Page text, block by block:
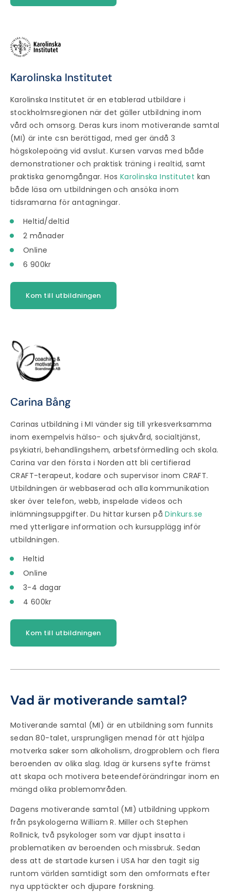
Karolinska Institutet
Karolinska Institutet är en etablerad utbildare i
stockholmsregionen när det gäller utbildning inom
vård och omsorg. Deras kurs inom motiverande samtal
(MI) är inte csn berättigad, med ger ändå 3
högskolepoäng vid avslut. Kursen varvas med både
demonstrationer och praktisk träning i realtid, samt
praktiska genomgångar. Hos Karolinska Institutet kan
både läsa om utbildningen och ansöka inom
tidsramarna för antagningar.
Heltid/deltid
2 månader
Online
6 900kr
Kom till utbildningen
Carina Bång
Carinas utbildning i MI vänder sig till yrkesverksamma
inom exempelvis hälso- och sjukvård, socialtjänst,
psykiatri, behandlingshem, arbetsförmedling och skola.
Carina var den första i Norden att bli certifierad
CRAFT-terapeut, kodare och supervisor inom CRAFT.
Utbildningen är webbaserad och alla kommunikation
sker över telefon, webb, inspelade videos och
inlämningsuppgifter. Du hittar kursen påDinkurs.se
med ytterligare information och kursupplägg inför
utbildningen.
Heltid
Online
3-4 dagar
4 600kr
Kom till utbildningen
Vad är motiverande samtal?
Motiverande samtal (MI) är en utbildning som funnits
sedan 80-talet, ursprungligen menad för att hjälpa
motverka saker som alkoholism, drogproblem och flera
beroenden av olika slag. Idag är kursens syfte främst
att skapa och motivera beteendeförändringar inom en
mängd olika problemområden.
Dagens motiverande samtal (MI) utbildning uppkom
från psykologerna William R. Miller och Stephen
Rollnick, två psykologer som var djupt insatta i
problematiken av beroenden och missbruk. Sedan
dess att de startade kursen i USA har den tagit sig
runtom världen samtidigt som den omformats efter
nya upptäckter och djupare forskning.